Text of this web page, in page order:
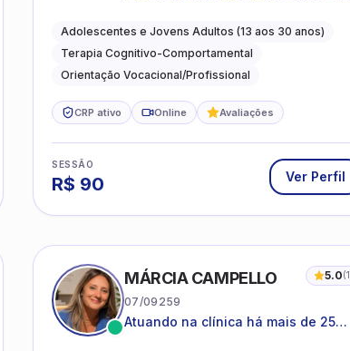
ansiedade, autoestima, relações e
orientação profissional
Adolescentes e Jovens Adultos (13 aos 30 anos)
Terapia Cognitivo-Comportamental
Orientação Vocacional/Profissional
CRP ativo Online Avaliações
SESSÃO
R$ 90 Ver Perfil
MÁRCIA CAMPELLO 5.0(1
07/09259
Atuando na clínica há mais de 25